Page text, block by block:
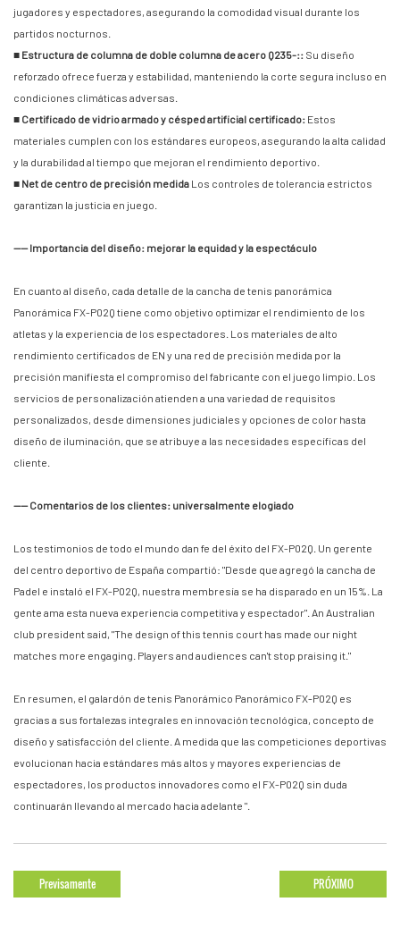
jugadores y espectadores, asegurando la comodidad visual durante los
partidos nocturnos.
■ Estructura de columna de doble columna de acero Q235-:: Su diseño
reforzado ofrece fuerza y estabilidad, manteniendo la corte segura incluso en
condiciones climáticas adversas.
■ Certificado de vidrio armado y césped artificial certificado: Estos
materiales cumplen con los estándares europeos, asegurando la alta calidad
y la durabilidad al tiempo que mejoran el rendimiento deportivo.
■ Net de centro de precisión medida Los controles de tolerancia estrictos
garantizan la justicia en juego.
—— Importancia del diseño: mejorar la equidad y la espectáculo
En cuanto al diseño, cada detalle de la cancha de tenis panorámica
Panorámica FX-P02Q tiene como objetivo optimizar el rendimiento de los
atletas y la experiencia de los espectadores. Los materiales de alto
rendimiento certificados de EN y una red de precisión medida por la
precisión manifiesta el compromiso del fabricante con el juego limpio. Los
servicios de personalización atienden a una variedad de requisitos
personalizados, desde dimensiones judiciales y opciones de color hasta
diseño de iluminación, que se atribuye a las necesidades específicas del
cliente.
—— Comentarios de los clientes: universalmente elogiado
Los testimonios de todo el mundo dan fe del éxito del FX-P02Q. Un gerente
del centro deportivo de España compartió: "Desde que agregó la cancha de
Padel e instaló el FX-P02Q, nuestra membresía se ha disparado en un 15%. La
gente ama esta nueva experiencia competitiva y espectador". An Australian
club president said, "The design of this tennis court has made our night
matches more engaging. Players and audiences can't stop praising it."
En resumen, el galardón de tenis Panorámico Panorámico FX-P02Q es
gracias a sus fortalezas integrales en innovación tecnológica, concepto de
diseño y satisfacción del cliente. A medida que las competiciones deportivas
evolucionan hacia estándares más altos y mayores experiencias de
espectadores, los productos innovadores como el FX-P02Q sin duda
continuarán llevando al mercado hacia adelante ".
Previsamente PRÓXIMO